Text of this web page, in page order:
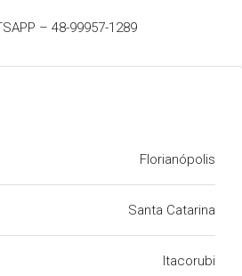
– 48-99957-1289
Florianópolis
Santa Catarina
Itacorubi